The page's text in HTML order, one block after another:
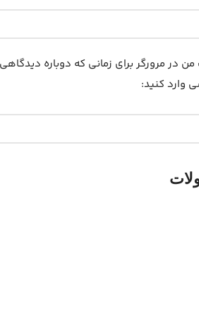
من در مرورگر برای زمانی که دوباره
وارد کنید: